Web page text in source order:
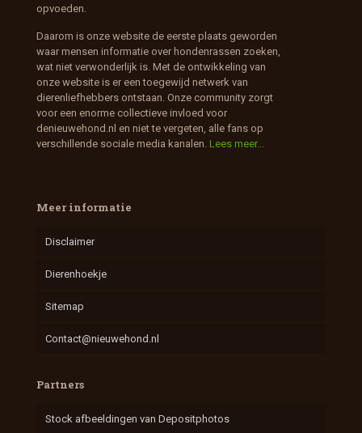
opvoeden.
Daarom is onze website de eerste plaats geworden
waar mensen informatie over hondenrassen zoeken,
wat niet verwonderlijk is. Met de ontwikkeling van
onze website is er een toegewijd netwerk van
dierenliefhebbers ontstaan. Onze community zorgt
voor een enorme collectieve invloed voor
denieuwehond.nl en niet te vergeten, alle fans op
verschillende sociale media kanalen. Lees meer...
Meer informatie
Disclaimer
Dierenhoekje
Sitemap
Contact@nieuwehond.nl
Partners
Stock afbeeldingen van Depositphotos